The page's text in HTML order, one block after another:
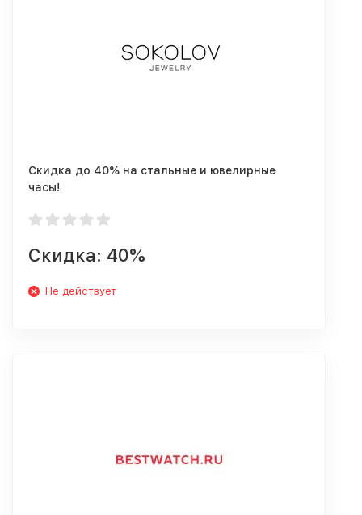
Скидка до 40% на стальные и ювелирные
часы!
Скидка: 40%
Не действует